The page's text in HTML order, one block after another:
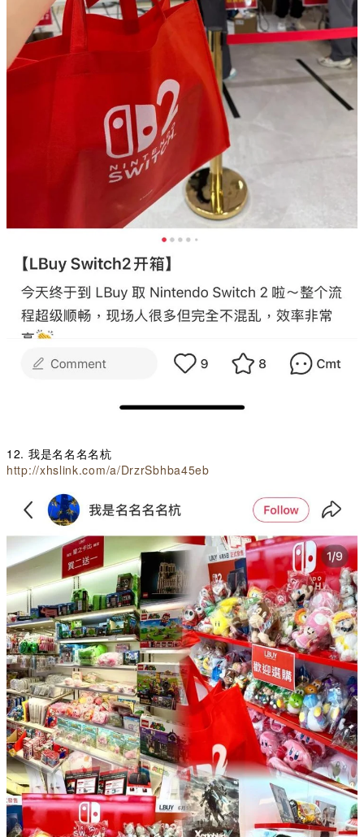
12. 我是名名名名杭
http://xhslink.com/a/DrzrSbhba45eb